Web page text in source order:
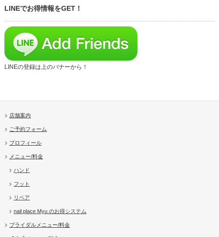
LINEでお得情報をGET！
LINEの登録は上のバナーから！
店舗案内
ご予約フォーム
プロフィール
メニュー/料金
ハンド
フット
リペア
nail place Myu のお得システム
ブライダルメニュー/料金